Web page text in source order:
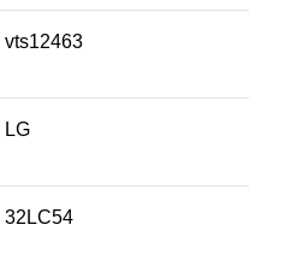
vts12463
LG
32LC54